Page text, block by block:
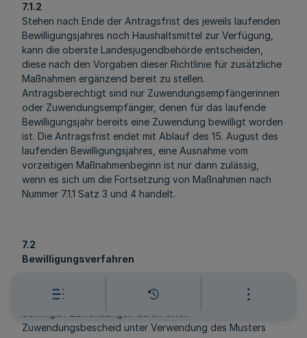
7.1.2
Stehen nach Ende der Antragsfrist des jeweils laufenden
Bewilligungsjahres noch Haushaltsmittel zur Verfügung,
kann die oberste Landesjugendbehörde entscheiden,
diese nach den Vorgaben dieser Richtlinie für zusätzliche
Maßnahmen ergänzend bereit zu stellen.
Antragsberechtigt sind nur Zuwendungsempfängerinnen
oder Zuwendungsempfänger, denen für das laufende
Bewilligungsjahr bereits eine Zuwendung bewilligt worden
ist. Die Antragsfrist endet mit Ablauf des 15. August des
laufenden Bewilligungsjahres, eine Ausnahme vom
vorzeitigen Maßnahmenbeginn ist nur dann zulässig,
wenn es sich um die Fortsetzung von Maßnahmen nach
Nummer 7.1.1 Satz 3 und 4 handelt.
7.2
Bewilligungsverfahren
Landesjugendämter Rheinland und Westfalen-Lippe. Sie
bewilligen Zuwendungen durch einen
Zuwendungsbescheid unter Verwendung des Musters